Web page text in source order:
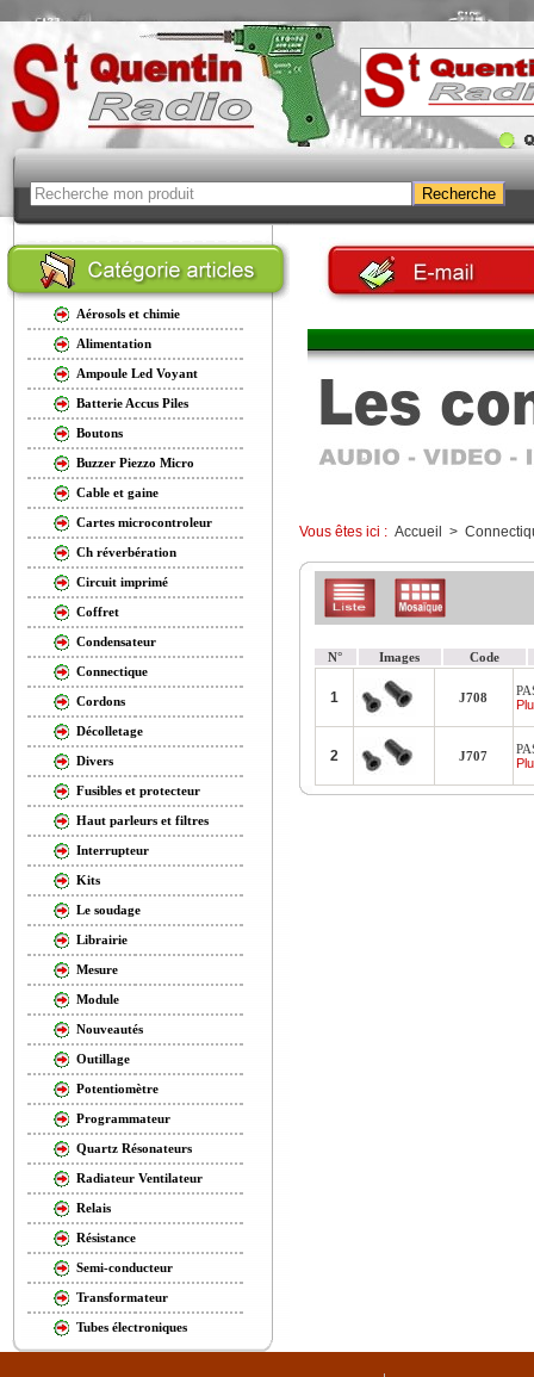
Aérosols et chimie
Alimentation
Ampoule Led Voyant
Batterie Accus Piles
Boutons
Buzzer Piezzo Micro
Cable et gaine
Cartes microcontroleur
Ch réverbération
Circuit imprimé
Coffret
Condensateur
Connectique
Cordons
Décolletage
Divers
Fusibles et protecteur
Haut parleurs et filtres
Interrupteur
Kits
Le soudage
Librairie
Mesure
Module
Nouveautés
Outillage
Potentiomètre
Programmateur
Quartz Résonateurs
Radiateur Ventilateur
Relais
Résistance
Semi-conducteur
Transformateur
Tubes électroniques
Vous êtes ici : Accueil >
N° Images Code
1 J708
2 J707